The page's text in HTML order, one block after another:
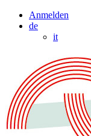
Anmelden
de
it